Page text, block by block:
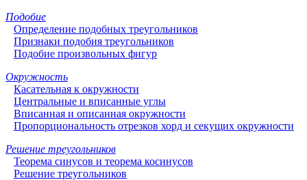
Подобие
Определение подобных треугольников
Признаки подобия треугольников
Подобие произвольных фигур
Окружность
Касательная к окружности
Центральные и вписанные углы
Вписанная и описанная окружности
Пропорциональность отрезков хорд и секущих окружности
Решение треугольников
Теорема синусов и теорема косинусов
Решение треугольников